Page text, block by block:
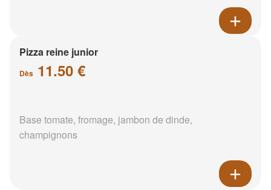
Pizza reine junior
Dès 11.50 €
Base tomate, fromage, jambon de dinde,
champignons